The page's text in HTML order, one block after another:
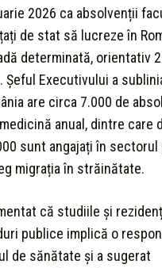
2026 ca absolvenții
de stat să lucreze în
determinată, orientativ
Șeful Executivului a
are circa 7.000 de
anual, dintre care
sunt angajați în sectorul
migrația în străinătate.
că studiile și
publice implică o
de sănătate și a sugerat